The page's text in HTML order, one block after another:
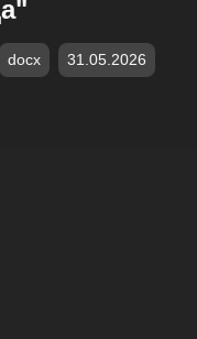
docx 31.05.2026